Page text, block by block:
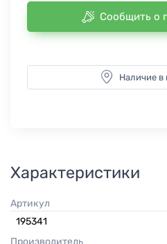
Сообщить о
Наличие в
Характеристики
Артикул
195341